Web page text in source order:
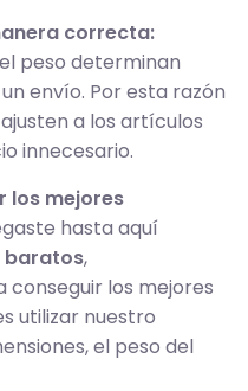
correcta:
peso determinan
envío. Por esta razón
a los artículos
innecesario.
los mejores
hasta aquí
baratos,
conseguir los mejores
utilizar nuestro
el peso del